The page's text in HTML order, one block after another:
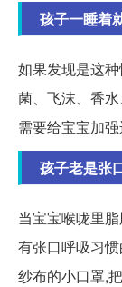
孩子一睡着
如果发现是这
菌、飞沫、香
需要给宝宝加
孩子老是张
当宝宝喉咙里
有张口呼吸习
纱布的小口罩,